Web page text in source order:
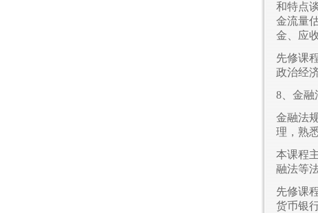
和特点
金流量
金、应
先修课
政治经
8、金融
金融法
理，熟
本课程
融法等
先修课
货币银